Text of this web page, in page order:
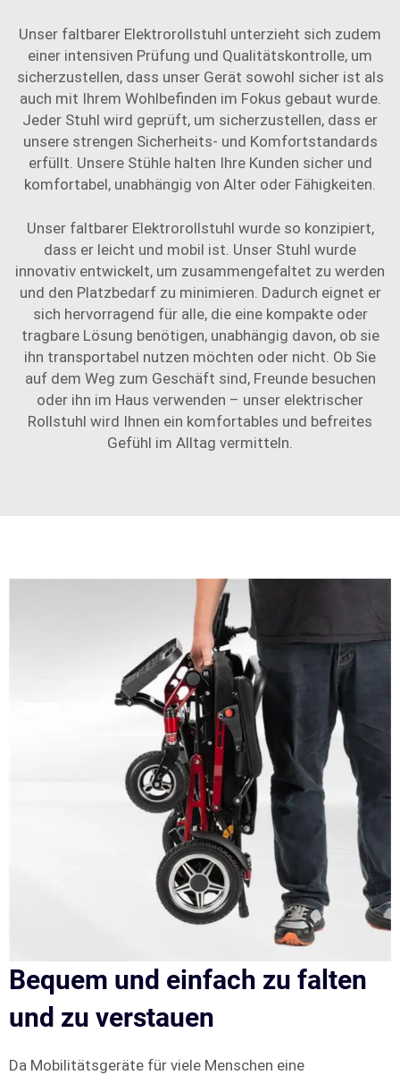
Unser faltbarer Elektrorollstuhl unterzieht sich zudem
einer intensiven Prüfung und Qualitätskontrolle, um
sicherzustellen, dass unser Gerät sowohl sicher ist als
auch mit Ihrem Wohlbefinden im Fokus gebaut wurde.
Jeder Stuhl wird geprüft, um sicherzustellen, dass er
unsere strengen Sicherheits- und Komfortstandards
erfüllt. Unsere Stühle halten Ihre Kunden sicher und
komfortabel, unabhängig von Alter oder Fähigkeiten.
Unser faltbarer Elektrorollstuhl wurde so konzipiert,
dass er leicht und mobil ist. Unser Stuhl wurde
innovativ entwickelt, um zusammengefaltet zu werden
und den Platzbedarf zu minimieren. Dadurch eignet er
sich hervorragend für alle, die eine kompakte oder
tragbare Lösung benötigen, unabhängig davon, ob sie
ihn transportabel nutzen möchten oder nicht. Ob Sie
auf dem Weg zum Geschäft sind, Freunde besuchen
oder ihn im Haus verwenden – unser elektrischer
Rollstuhl wird Ihnen ein komfortables und befreites
Gefühl im Alltag vermitteln.
Bequem und einfach zu falten
und zu verstauen
Da Mobilitätsgeräte für viele Menschen eine